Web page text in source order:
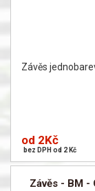
Závěs
od 2Kč
bez DPH od 2 Kč
Závěs - BM -